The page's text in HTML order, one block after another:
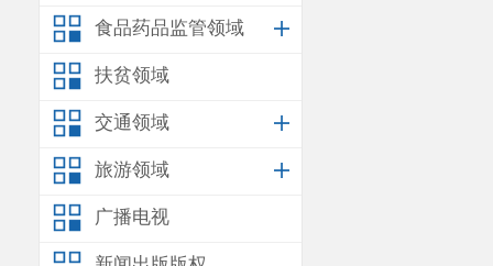
食品药品监管领域
扶贫领域
交通领域
旅游领域
广播电视